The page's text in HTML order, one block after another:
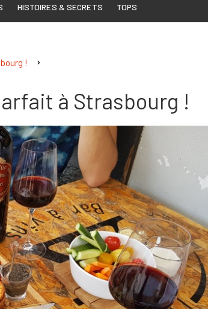
HISTOIRES & SECRETS TOPS
!
à Strasbourg !